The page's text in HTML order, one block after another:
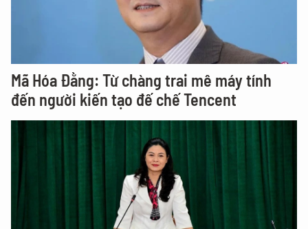
Mã Hóa Đằng: Từ chàng trai mê máy tính
đến người kiến tạo đế chế Tencent